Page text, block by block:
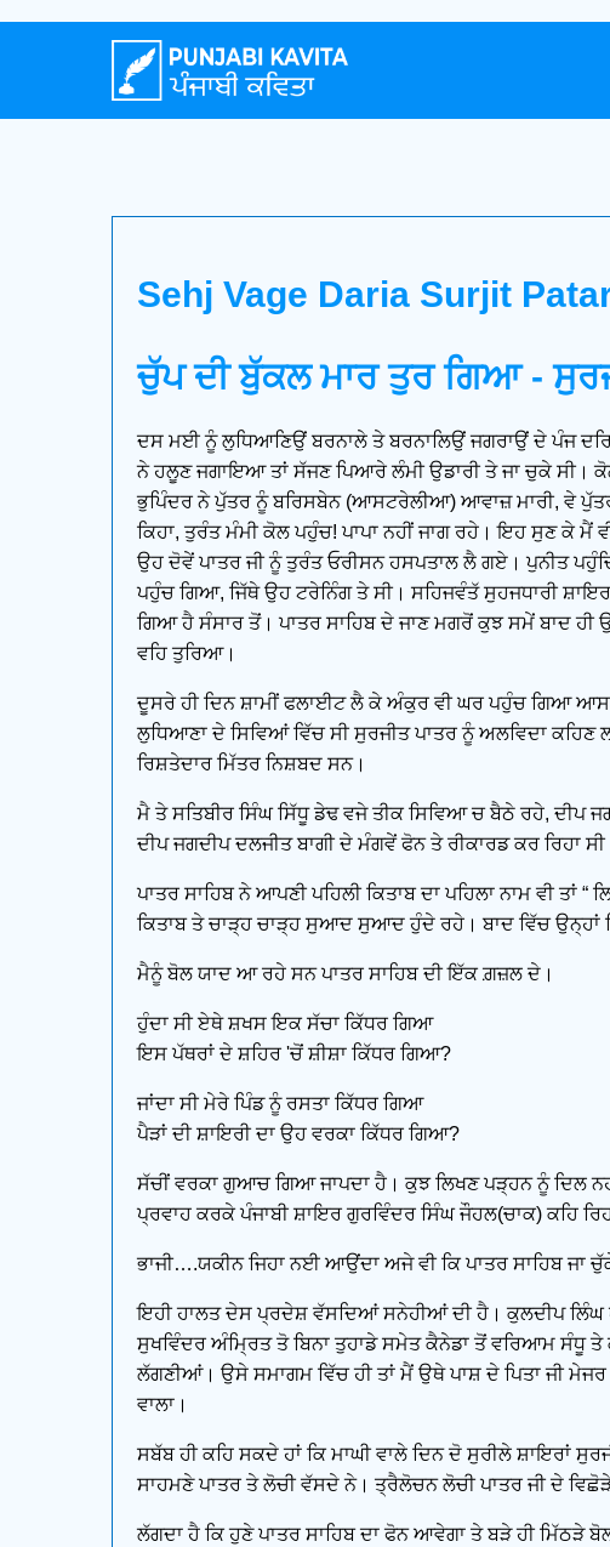
Sehj Vage Daria Surjit
ਚੁੱਪ ਦੀ ਬੁੱਕਲ ਮਾਰ ਤੁਰ ਗਿਆ -
ਦਸ ਮਈ ਨੂੰ ਲੁਧਿਆਣਿਉਂ ਬਰਨਾਲੇ ਤੇ ਬਰਨਾਲਿਉਂ ਜਗਰਾਉਂ ਦੇ ਪੰਜ
ਨੇ ਹਲੂਣ ਜਗਾਇਆ ਤਾਂ ਸੱਜਣ ਪਿਆਰੇ ਲੰਮੀ ਉਡਾਰੀ ਤੇ ਜਾ ਚੁਕੇ ਸੀ।
ਭੁਪਿੰਦਰ ਨੇ ਪੁੱਤਰ ਨੂੰ ਬਰਿਸਬੇਨ (ਆਸਟਰੇਲੀਆ) ਆਵਾਜ਼ ਮਾਰੀ, ਵੇ
ਕਿਹਾ, ਤੁਰੰਤ ਮੰਮੀ ਕੋਲ ਪਹੁੰਚ! ਪਾਪਾ ਨਹੀਂ ਜਾਗ ਰਹੇ। ਇਹ ਸੁਣ ਕੇ
ਉਹ ਦੋਵੇਂ ਪਾਤਰ ਜੀ ਨੂੰ ਤੁਰੰਤ ਓਰੀਸਨ ਹਸਪਤਾਲ ਲੈ ਗਏ। ਪੁਨੀਤ
ਪਹੁੰਚ ਗਿਆ, ਜਿੱਥੇ ਉਹ ਟਰੇਨਿੰਗ ਤੇ ਸੀ। ਸਹਿਜਵੰਤੱ ਸੁਹਜਧਾਰੀ
ਗਿਆ ਹੈ ਸੰਸਾਰ ਤੋਂ। ਪਾਤਰ ਸਾਹਿਬ ਦੇ ਜਾਣ ਮਗਰੋਂ ਕੁਝ ਸਮੇਂ ਬਾਦ ਹੀ
ਵਹਿ ਤੁਰਿਆ।
ਦੂਸਰੇ ਹੀ ਦਿਨ ਸ਼ਾਮੀਂ ਫਲਾਈਟ ਲੈ ਕੇ ਅੰਕੁਰ ਵੀ ਘਰ ਪਹੁੰਚ ਗਿਆ
ਲੁਧਿਆਣਾ ਦੇ ਸਿਵਿਆਂ ਵਿੱਚ ਸੀ ਸੁਰਜੀਤ ਪਾਤਰ ਨੂੰ ਅਲਵਿਦਾ
ਰਿਸ਼ਤੇਦਾਰ ਮਿੱਤਰ ਨਿਸ਼ਬਦ ਸਨ।
ਮੈ ਤੇ ਸਤਿਬੀਰ ਸਿੰਘ ਸਿੱਧੂ ਡੇਢ ਵਜੇ ਤੀਕ ਸਿਵਿਆ ਚ ਬੈਠੇ ਰਹੇ, ਦੀਪ
ਦੀਪ ਜਗਦੀਪ ਦਲਜੀਤ ਬਾਗੀ ਦੇ ਮੰਗਵੇਂ ਫੋਨ ਤੇ ਰੀਕਾਰਡ ਕਰ ਰਿਹਾ
ਪਾਤਰ ਸਾਹਿਬ ਨੇ ਆਪਣੀ ਪਹਿਲੀ ਕਿਤਾਬ ਦਾ ਪਹਿਲਾ ਨਾਮ ਵੀ
ਕਿਤਾਬ ਤੇ ਚਾੜ੍ਹ ਚਾੜ੍ਹ ਸੁਆਦ ਸੁਆਦ ਹੁੰਦੇ ਰਹੇ। ਬਾਦ ਵਿੱਚ ਉਨ੍ਹਾਂ
ਮੈਨੂੰ ਬੋਲ ਯਾਦ ਆ ਰਹੇ ਸਨ ਪਾਤਰ ਸਾਹਿਬ ਦੀ ਇੱਕ ਗ਼ਜ਼ਲ ਦੇ।
ਹੁੰਦਾ ਸੀ ਏਥੇ ਸ਼ਖਸ ਇਕ ਸੱਚਾ ਕਿੱਧਰ ਗਿਆ
ਇਸ ਪੱਥਰਾਂ ਦੇ ਸ਼ਹਿਰ 'ਚੋਂ ਸ਼ੀਸ਼ਾ ਕਿੱਧਰ ਗਿਆ?
ਜਾਂਦਾ ਸੀ ਮੇਰੇ ਪਿੰਡ ਨੂੰ ਰਸਤਾ ਕਿੱਧਰ ਗਿਆ
ਪੈੜਾਂ ਦੀ ਸ਼ਾਇਰੀ ਦਾ ਉਹ ਵਰਕਾ ਕਿੱਧਰ ਗਿਆ?
ਸੱਚੀਂ ਵਰਕਾ ਗੁਆਚ ਗਿਆ ਜਾਪਦਾ ਹੈ। ਕੁਝ ਲਿਖਣ ਪੜ੍ਹਨ ਨੂੰ ਦਿਲ
ਪ੍ਰਵਾਹ ਕਰਕੇ ਪੰਜਾਬੀ ਸ਼ਾਇਰ ਗੁਰਵਿੰਦਰ ਸਿੰਘ ਜੌਹਲ(ਚਾਕ) ਕਹਿ
ਭਾਜੀ….ਯਕੀਨ ਜਿਹਾ ਨਈ ਆਉਂਦਾ ਅਜੇ ਵੀ ਕਿ ਪਾਤਰ ਸਾਹਿਬ ਜਾ
ਇਹੀ ਹਾਲਤ ਦੇਸ ਪ੍ਰਦੇਸ਼ ਵੱਸਦਿਆਂ ਸਨੇਹੀਆਂ ਦੀ ਹੈ। ਕੁਲਦੀਪ ਲਿੰਘ
ਸੁਖਵਿੰਦਰ ਅੰਮ੍ਰਿਤ ਤੋ ਬਿਨਾ ਤੁਹਾਡੇ ਸਮੇਤ ਕੈਨੇਡਾ ਤੋਂ ਵਰਿਆਮ ਸੰਧੂ ਤੇ
ਲੱਗਣੀਆਂ। ਉਸੇ ਸਮਾਗਮ ਵਿੱਚ ਹੀ ਤਾਂ ਮੈਂ ਉਥੇ ਪਾਸ਼ ਦੇ ਪਿਤਾ ਜੀ
ਵਾਲਾ।
ਸਬੱਬ ਹੀ ਕਹਿ ਸਕਦੇ ਹਾਂ ਕਿ ਮਾਘੀ ਵਾਲੇ ਦਿਨ ਦੋ ਸੁਰੀਲੇ ਸ਼ਾਇਰਾਂ
ਸਾਹਮਣੇ ਪਾਤਰ ਤੇ ਲੋਚੀ ਵੱਸਦੇ ਨੇ। ਤ੍ਰੈਲੋਚਨ ਲੋਚੀ ਪਾਤਰ ਜੀ ਦੇ
ਲੱਗਦਾ ਹੈ ਕਿ ਹੁਣੇ ਪਾਤਰ ਸਾਹਿਬ ਦਾ ਫੋਨ ਆਵੇਗਾ ਤੇ ਬੜੇ ਹੀ ਮਿੱਠੜੇ